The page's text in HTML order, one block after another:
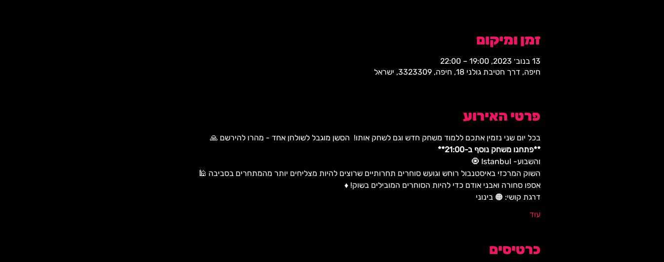
זמן ומיקום
13 בנוב׳ 2023, 19:00 – 22:00
חיפה, דרך חטיבת גולני 18, חיפה, 3323309, ישראל
פרטי האירוע
בכל יום שני נזמין אתכם ללמוד משחק חדש וגם לשחק אותו!  הסשן מוגבל לשולחן אחד - מהרו להירשם 🙏
**פתחנו משחק נוסף ב-21:00**
והשבוע- Istanbul 🧿
השוק המרכזי באיסטנבול רוחש וגועש סוחרים תחרותיים שרוצים להיות מצליחים יותר מהמתחרים בסביבה 🕌
אספו סחורה ואבני אודם כדי להיות הסוחרים המובילים בשוק! ♦️
דרגת קושי: 🟠 בינוני
עוד
כרטיסים